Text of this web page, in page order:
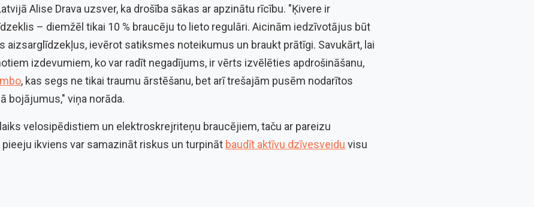
Alise Drava uzsver, ka drošība sākas ar apzinātu rīcību. "Ķivere ir
– diemžēl tikai 10 % braucēju to lieto regulāri. Aicinām iedzīvotājus būt
aizsarglīdzekļus, ievērot satiksmes noteikumus un braukt prātīgi. Savukārt, lai
izdevumiem, ko var radīt negadījums, ir vērts izvēlēties apdrošināšanu,
, kas segs ne tikai traumu ārstēšanu, bet arī trešajām pusēm nodarītos
bojājumus," viņa norāda.
velosipēdistiem un elektroskrejriteņu braucējiem, taču ar pareizu
ikviens var samazināt riskus un turpināt baudīt aktīvu dzīvesveidu visu